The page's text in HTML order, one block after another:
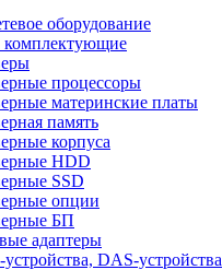
оборудование
процессоры
материнские платы
память
корпуса
HDD
SSD
опции
БП
адаптеры
DAS-устройства